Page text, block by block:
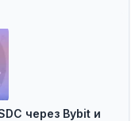
через Bybit и